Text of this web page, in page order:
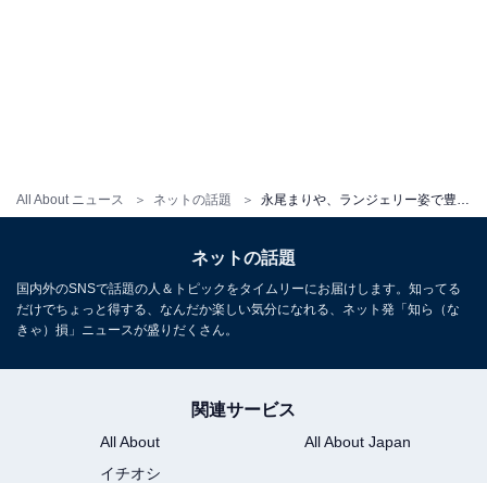
All About ニュース ネットの話題
ネットの話題
国内外のSNSで話題の人＆トピックをタイムリーにお届けします。知ってる
だけでちょっと得する、なんだか楽しい気分になれる、ネット発「知ら（な
きゃ）損」ニュースが盛りだくさん。
関連サービス
All About
All About Japan
イチオシ